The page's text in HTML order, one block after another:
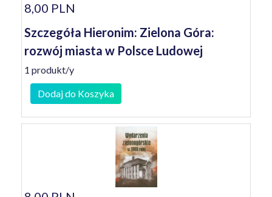
8,00 PLN
Szczegóła Hieronim: Zielona Góra:
rozwój miasta w Polsce Ludowej
1 produkt/y
Dodaj do Koszyka